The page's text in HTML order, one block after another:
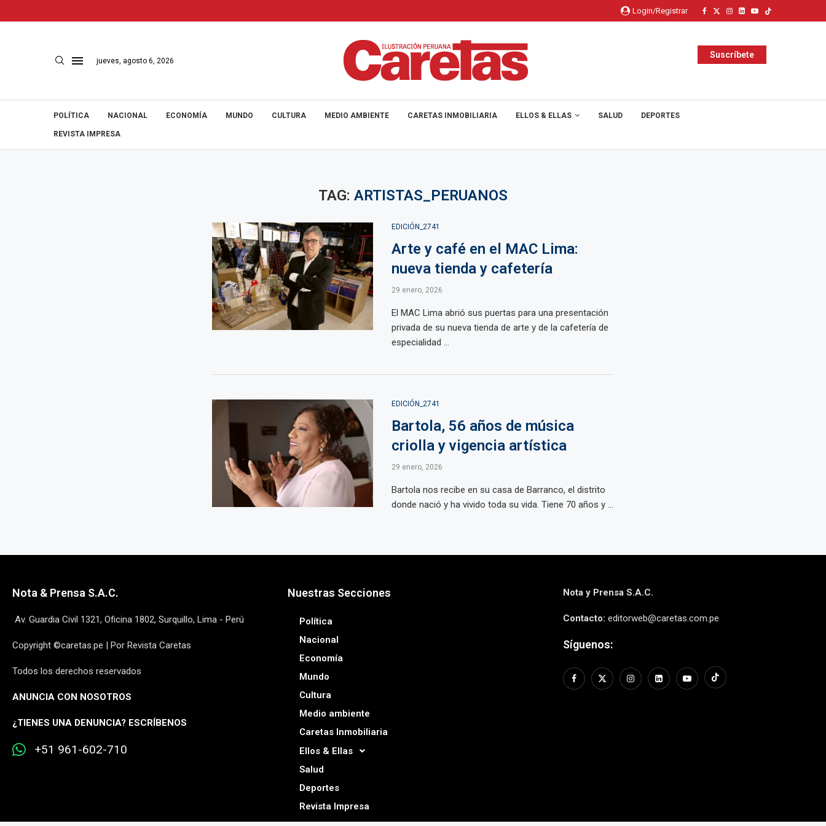
Login/Registrar
jueves, agosto 6, 2026
Suscríbete
POLÍTICA NACIONAL ECONOMÍA MUNDO CULTURA MEDIO AMBIENTE CARETAS INMOBILIARIA ELLOS & ELLAS SALUD DEPORTES
REVISTA IMPRESA
TAG: ARTISTAS_PERUANOS
EDICIÓN_2741
Arte y café en el MAC Lima:
nueva tienda y cafetería
29 enero, 2026
El MAC Lima abrió sus puertas para una presentación
privada de su nueva tienda de arte y de la cafetería de
especialidad ...
EDICIÓN_2741
Bartola, 56 años de música
criolla y vigencia artística
29 enero, 2026
Bartola nos recibe en su casa de Barranco, el distrito
donde nació y ha vivido toda su vida. Tiene 70 años y ...
Nota & Prensa S.A.C.
Av. Guardia Civil 1321, Oficina 1802, Surquillo, Lima - Perú
Copyright ©caretas.pe | Por Revista Caretas
Todos los derechos reservados
ANUNCIA CON NOSOTROS
¿TIENES UNA DENUNCIA? ESCRÍBENOS
+51 961-602-710
Nuestras Secciones
Política
Nacional
Economía
Mundo
Cultura
Medio ambiente
Caretas Inmobiliaria
Ellos & Ellas
Salud
Deportes
Revista Impresa
Nota y Prensa S.A.C.
Contacto: editorweb@caretas.com.pe
Síguenos: